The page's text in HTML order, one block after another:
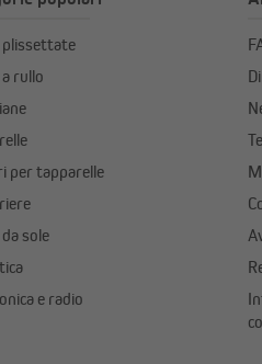
plissettate
rullo
per tapparelle
sole
e radio